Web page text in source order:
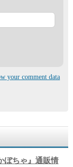
your comment data
ぼちゃ』通販情